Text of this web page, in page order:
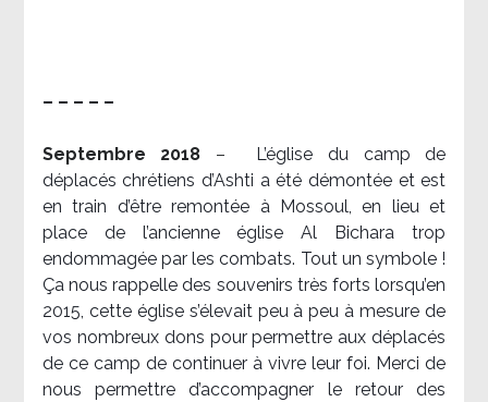
– – – – –
Septembre 2018 –
L’église du camp de
déplacés chrétiens d’Ashti a été démontée et est
en train d’être remontée à Mossoul, en lieu et
place de l’ancienne église Al Bichara trop
endommagée par les combats. Tout un symbole !
Ça nous rappelle des souvenirs très forts lorsqu’en
2015, cette église s’élevait peu à peu à mesure de
vos nombreux dons pour permettre aux déplacés
de ce camp de continuer à vivre leur foi. Merci de
nous permettre d’accompagner le retour des